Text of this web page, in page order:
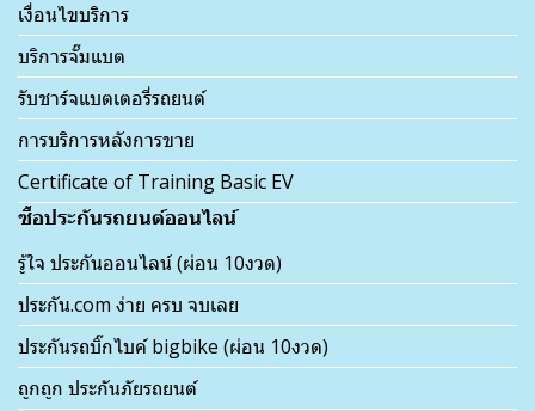
เงื่อนไขบริการ
บริการจั๊มแบต
รับชาร์จแบตเตอรี่รถยนต์
การบริการหลังการขาย
Certificate of Training Basic EV
ซื้อประกันรถยนต์ออนไลน์
รู้ใจ ประกันออนไลน์ (ผ่อน 10งวด)
ประกัน.com ง่าย ครบ จบเลย
ประกันรถบิ๊กไบค์ bigbike (ผ่อน 10งวด)
ถูกถูก ประกันภัยรถยนต์